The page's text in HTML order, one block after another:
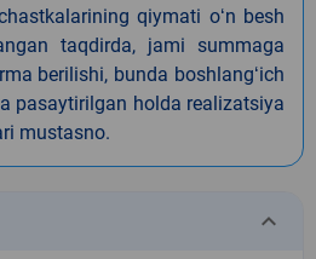
qiymati oʻn besh
taqdirda, jami summaga
berilishi, bunda boshlangʻich
pasaytirilgan holda realizatsiya
mustasno.
keyboard_arrow_down